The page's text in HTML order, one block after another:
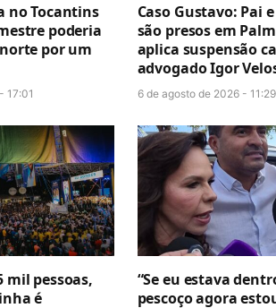
no Tocantins
poderia
por um
17:01
Caso Gustavo: Pai
são presos em
aplica suspensão
advogado Igor
6 de agosto de 2026 - 11:29
mil pessoas,
é
“Se eu estava
pescoço agora